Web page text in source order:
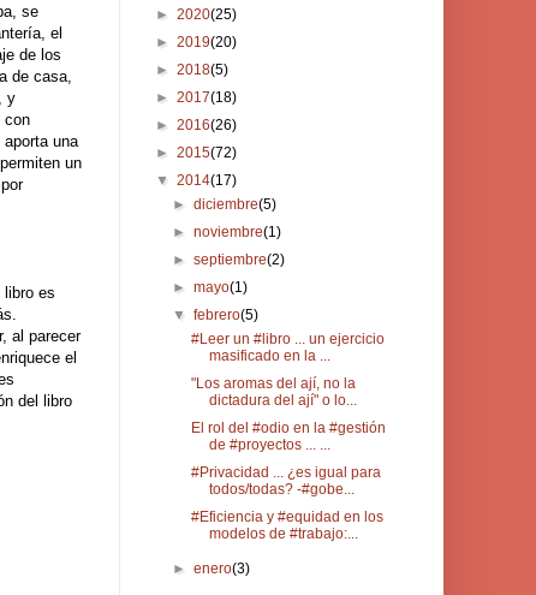
se
el
de los
de casa,
y
con
una
un
es
al parecer
el
del libro
► 2020(25)
► 2019(20)
► 2018(5)
► 2017(18)
► 2016(26)
► 2015(72)
▼ 2014(17)
►diciembre(5)
►noviembre(1)
►septiembre(2)
►mayo(1)
▼febrero(5)
#Leer un #libro ... un ejercicio
masificado en la ...
"Los aromas del ají, no la
dictadura del ají" o lo...
El rol del #odio en la #gestión
de #proyectos ... ...
#Privacidad ... ¿es igual para
todos/todas? -#gobe...
#Eficiencia y #equidad en los
modelos de #trabajo:...
►enero(3)